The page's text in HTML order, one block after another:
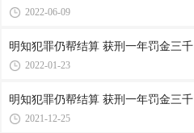
2022-06-09
明知犯罪仍帮结算 获刑一年罚金三千
2022-01-23
明知犯罪仍帮结算 获刑一年罚金三千
2021-12-25